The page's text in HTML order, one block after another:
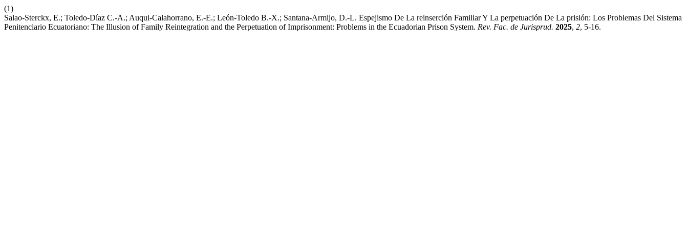
(1)
Salao-Sterckx, E.; Toledo-Díaz C.-A.; Auqui-Calahorrano, E.-E.; León-Toledo B.-X.; Santana-Armijo, D.-L. Espejismo De La reinserción Familiar Y La perpetuación De La prisión: Los Problemas Del Sistema
Penitenciario Ecuatoriano: The Illusion of Family Reintegration and the Perpetuation of Imprisonment: Problems in the Ecuadorian Prison System. Rev. Fac. de Jurisprud. 2025, 2, 5-16.